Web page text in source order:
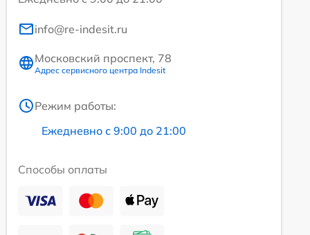
info@re-indesit.ru
Московский проспект, 78
Адрес сервисного центра Indesit
Режим работы:
Ежедневно с 9:00 до 21:00
Способы оплаты